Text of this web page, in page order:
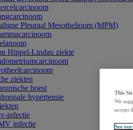
Pleuraal Mesothelioom (MPM)
Hippel-Lindau ziekte
ziekten
hoest
hypertensie
infectie
infectie
This
We
accept
See